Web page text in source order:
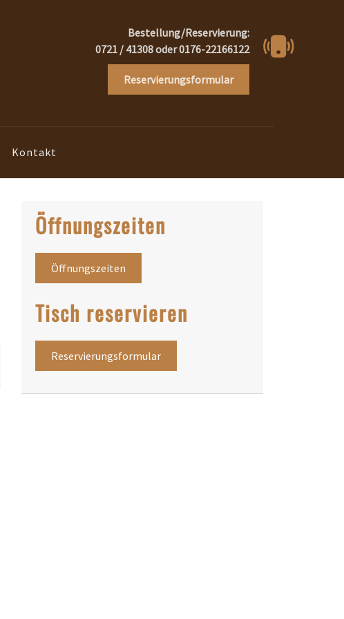
Bestellung/Reservierung:
0721 / 41308 oder 0176-22166122
Reservierungsformular
Kontakt
Öffnungszeiten
Öffnungszeiten
Tisch reservieren
Reservierungsformular